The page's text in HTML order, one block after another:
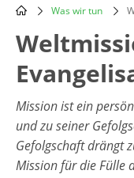
Was wir tun
Mission ist ein
und zu seiner
Gefolgschaft drängt
Mission für die Fülle